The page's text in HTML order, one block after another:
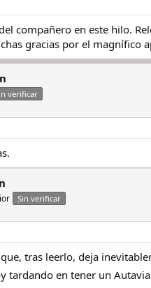
compañero en este hilo.
gracias por el magnífico
verificar
Sin verificar
tras leerlo, deja
tardando en tener un